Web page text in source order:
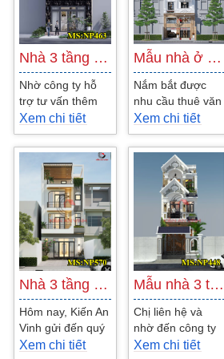
Nhà 3 tầng 5x16m hiện đại 3 phòng ngủ tại…
Nhờ công ty hỗ
trợ tư vấn thêm
cho chị về mẫu
nhà 3 tầng
5x16m hiện đại.
Nhận được...
Xem chi tiết
Mẫu nhà ở kết hợp văn phòng cho thuê 5…
Nắm bắt được
nhu cầu thuê văn
phòng ngày càng
cao, chủ đầu tư
đã quyết định xây
dựng...
Xem chi tiết
Nhà 3 tầng 6x15m hiện đại 6 phòng ngủ đẹp…
Hôm nay, Kiến An
Vinh gửi đến quý
khách hàng hình
Xem chi tiết
Mẫu nhà 3 tầng 5x17m hiện đại đẹp tại…
Chị liên hệ và
nhờ đến công ty
Kiến An Vinh tư
Xem chi tiết